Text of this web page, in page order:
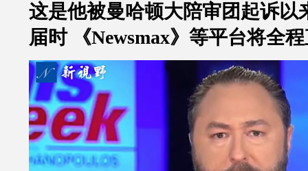
这是他被曼哈顿大陪审团起诉以
届时
《Newsmax》等平台将全